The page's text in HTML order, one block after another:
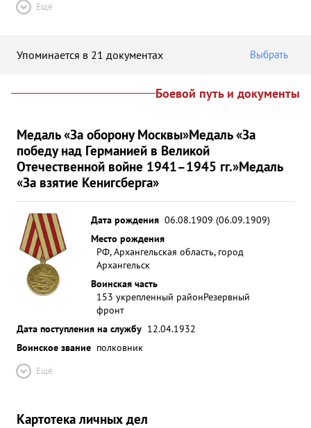
Ещё
Упоминается в 21 документах Выбрать
Боевой путь и документы
Медаль «За оборону Москвы»Медаль «За
победу над Германией в Великой
Отечественной войне 1941–1945 гг.»Медаль
«За взятие Кенигсберга»
Дата рождения 06.08.1909 (06.09.1909)
Место рождения
РФ, Архангельская область, город
Архангельск
Воинская часть
153 укрепленный районРезервный
фронт
Дата поступления на службу 12.04.1932
Воинское звание полковник
Ещё
Картотека личных дел